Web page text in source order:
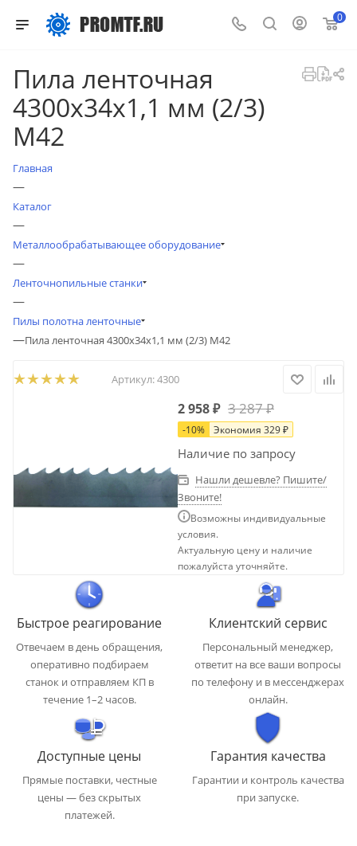
0
Пила ленточная
4300х34х1,1 мм (2/3)
М42
Главная
—
Каталог
—
Металлообрабатывающее оборудование
—
Ленточнопильные станки
—
Пилы полотна ленточные
—Пила ленточная 4300х34х1,1 мм (2/3) М42
Артикул:4300
2 958₽ 3 287₽
-10% Экономия 329₽
Наличие по запросу
Нашли дешевле? Пишите/
Звоните!
Возможны индивидуальные
условия.
Актуальную цену и наличие
пожалуйста уточняйте.
Быстрое реагирование
Отвечаем в день обращения,
оперативно подбираем
станок и отправляем КП в
течение 1–2 часов.
Клиентский сервис
Персональный менеджер,
ответит на все ваши вопросы
по телефону и в мессенджерах
онлайн.
Доступные цены
Прямые поставки, честные
цены — без скрытых
платежей.
Гарантия качества
Гарантии и контроль качества
при запуске.